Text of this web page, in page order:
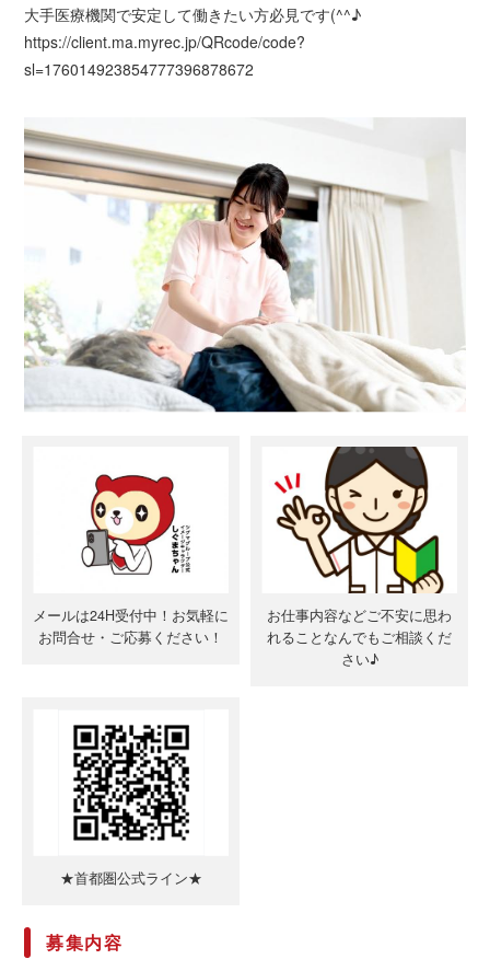
大手医療機関で安定して働きたい方必見です(^^♪
https://client.ma.myrec.jp/QRcode/code?
sl=176014923854777396878672
メールは24H受付中！お気軽に
お問合せ・ご応募ください！
お仕事内容などご不安に思わ
れることなんでもご相談くだ
さい♪
★首都圏公式ライン★
募集内容